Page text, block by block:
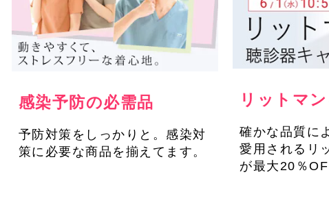
感染予防の必需品
予防対策をしっかりと。感染対
策に必要な商品を揃えてます。
リットマ
確かな品質に
愛用されるリ
が最大20％